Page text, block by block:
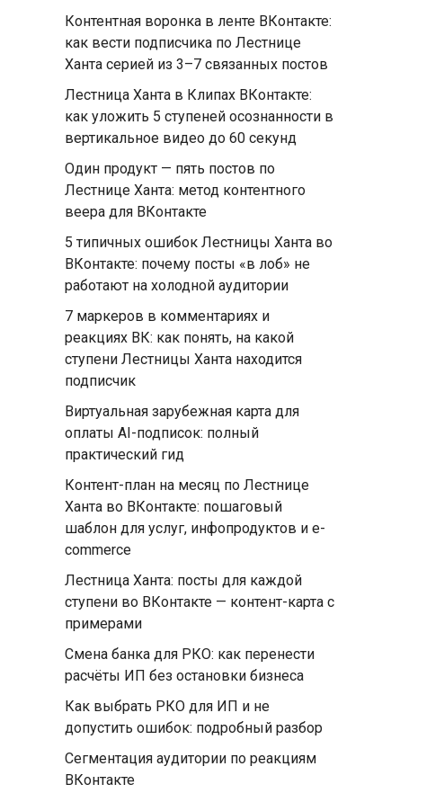
Контентная воронка в ленте ВКонтакте:
как вести подписчика по Лестнице
Ханта серией из 3–7 связанных постов
Лестница Ханта в Клипах ВКонтакте:
как уложить 5 ступеней осознанности в
вертикальное видео до 60 секунд
Один продукт — пять постов по
Лестнице Ханта: метод контентного
веера для ВКонтакте
5 типичных ошибок Лестницы Ханта во
ВКонтакте: почему посты «в лоб» не
работают на холодной аудитории
7 маркеров в комментариях и
реакциях ВК: как понять, на какой
ступени Лестницы Ханта находится
подписчик
Виртуальная зарубежная карта для
оплаты AI-подписок: полный
практический гид
Контент-план на месяц по Лестнице
Ханта во ВКонтакте: пошаговый
шаблон для услуг, инфопродуктов и e-
commerce
Лестница Ханта: посты для каждой
ступени во ВКонтакте — контент-карта с
примерами
Смена банка для РКО: как перенести
расчёты ИП без остановки бизнеса
Как выбрать РКО для ИП и не
допустить ошибок: подробный разбор
Сегментация аудитории по реакциям
ВКонтакте